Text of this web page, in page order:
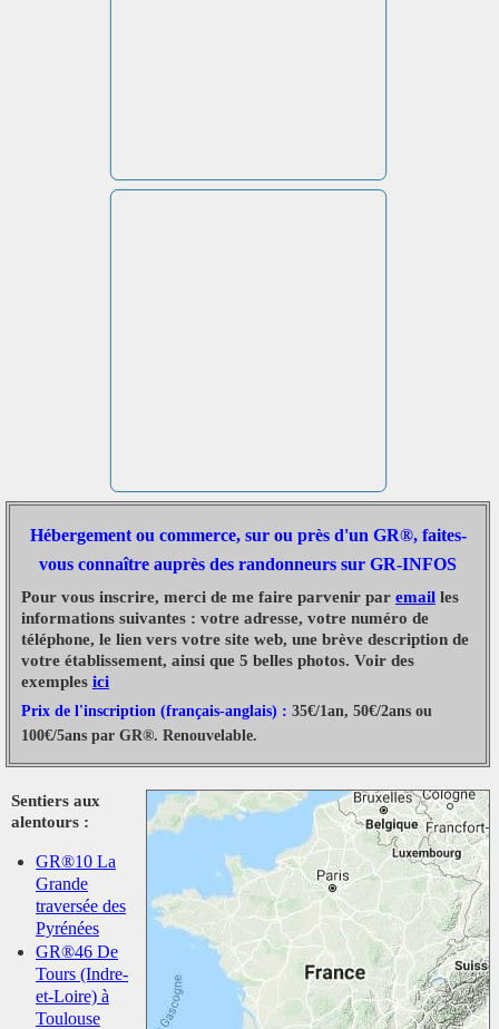
Hébergement ou commerce, sur ou près d'un GR®, faites-
vous connaître auprès des randonneurs sur GR-INFOS
Pour vous inscrire, merci de me faire parvenir par email les
informations suivantes : votre adresse, votre numéro de
téléphone, le lien vers votre site web, une brève description de
votre établissement, ainsi que 5 belles photos. Voir des
exemples ici
Prix de l'inscription (français-anglais) : 35€/1an, 50€/2ans ou
100€/5ans par GR®. Renouvelable.
Sentiers aux
alentours :
GR®10 La
Grande
traversée des
Pyrénées
GR®46 De
Tours (Indre-
et-Loire) à
Toulouse